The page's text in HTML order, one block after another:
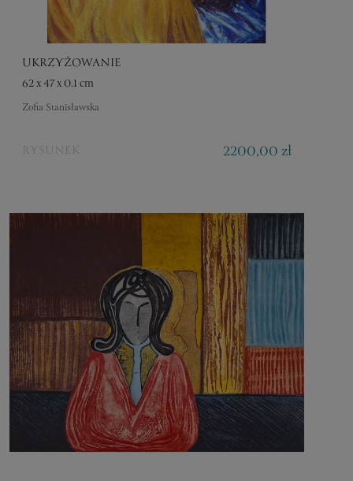
UKRZYŻOWANIE
62 x 47 x 0.1 cm
Zofia Stanisławska
RYSUNEK 2200,00 zł